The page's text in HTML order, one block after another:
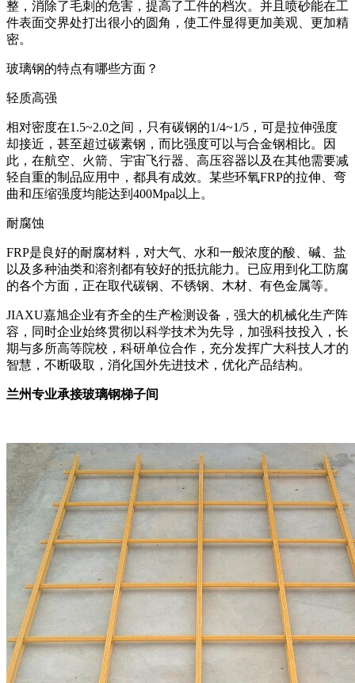
整，消除了毛刺的危害，提高了工件的档次。并且喷砂能在工
件表面交界处打出很小的圆角，使工件显得更加美观、更加精
密。
玻璃钢的特点有哪些方面？
轻质高强
相对密度在1.5~2.0之间，只有碳钢的1/4~1/5，可是拉伸强度
却接近，甚至超过碳素钢，而比强度可以与合金钢相比。因
此，在航空、火箭、宇宙飞行器、高压容器以及在其他需要减
轻自重的制品应用中，都具有成效。某些环氧FRP的拉伸、弯
曲和压缩强度均能达到400Mpa以上。
耐腐蚀
FRP是良好的耐腐材料，对大气、水和一般浓度的酸、碱、盐
以及多种油类和溶剂都有较好的抵抗能力。已应用到化工防腐
的各个方面，正在取代碳钢、不锈钢、木材、有色金属等。
JIAXU嘉旭企业有齐全的生产检测设备，强大的机械化生产阵
容，同时企业始终贯彻以科学技术为先导，加强科技投入，长
期与多所高等院校，科研单位合作，充分发挥广大科技人才的
智慧，不断吸取，消化国外先进技术，优化产品结构。
兰州专业承接玻璃钢梯子间